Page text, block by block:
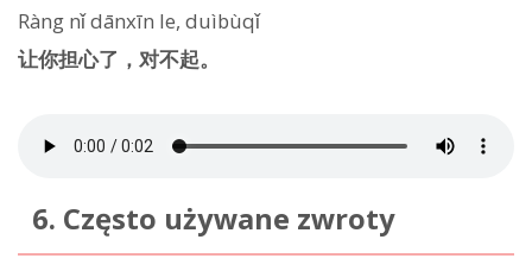
Ràng nǐ dānxīn le, duìbùqǐ
让你担心了，对不起。
6. Często używane zwroty